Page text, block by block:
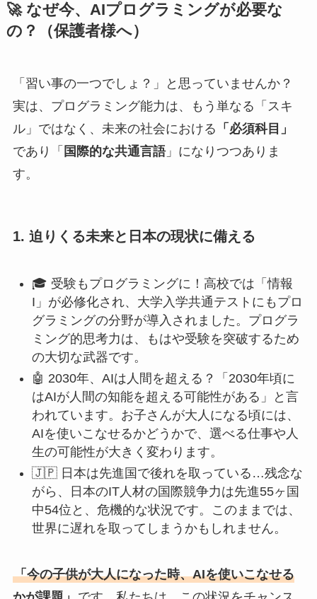
🚀 なぜ今、AIプログラミングが必要な
の？（保護者様へ）
「習い事の一つでしょ？」と思っていませんか？
実は、プログラミング能力は、もう単なる「スキ
ル」ではなく、未来の社会における 「必須科目」
であり「 国際的な共通言語」になりつつありま
す。
1. 迫りくる未来と日本の現状に備える
🎓 受験もプログラミングに！高校では「情報
I」が必修化され、大学入学共通テストにもプロ
グラミングの分野が導入されました。プログラ
ミング的思考力は、もはや受験を突破するため
の大切な武器です。
🤖 2030年、AIは人間を超える？「2030年頃に
はAIが人間の知能を超える可能性がある」と言
われています。お子さんが大人になる頃には、
AIを使いこなせるかどうかで、選べる仕事や人
生の可能性が大きく変わります。
🇯🇵 日本は先進国で後れを取っている…残念な
がら、日本のIT人材の国際競争力は先進55ヶ国
中54位と、危機的な状況です。このままでは、
世界に遅れを取ってしまうかもしれません。
「今の子供が大人になった時、AIを使いこなせる